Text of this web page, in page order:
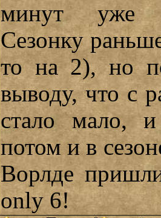
минут уже
Сезонку
то на 2), но
выводу, что с
стало мало,
потом и в
Ворлде
only 6!